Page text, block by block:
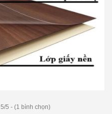
5/5 - (1 bình chọn)